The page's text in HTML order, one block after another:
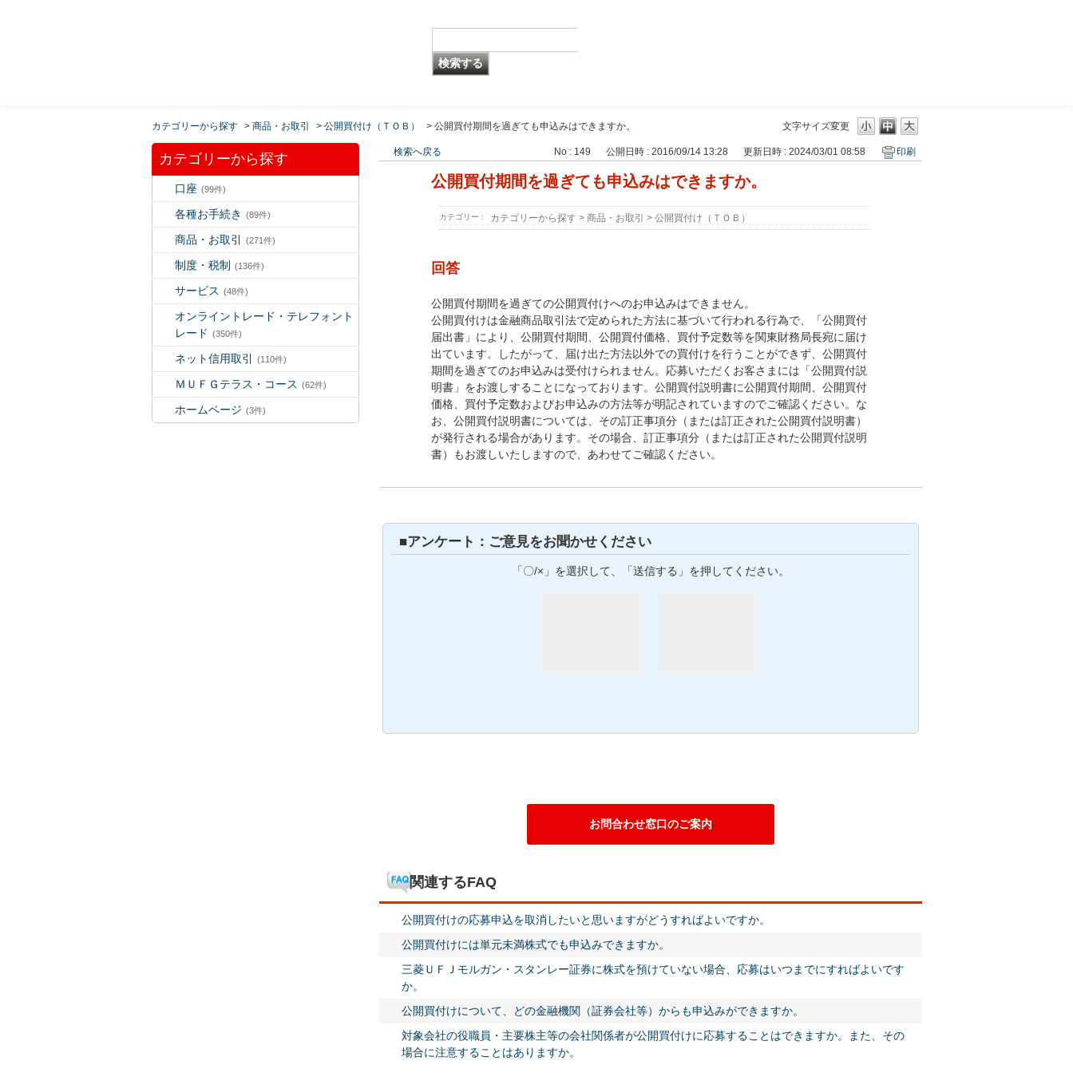
文字サイズ変更
カテゴリーから探す > 商品・お取引 > 公開買付け（ＴＯＢ） > 公開買付期間を過ぎても申込みはできますか。
カテゴリーから探す
口座 (99件)
各種お手続き (89件)
商品・お取引 (271件)
制度・税制 (136件)
サービス (48件)
オンライントレード・テレフォント
レード (350件)
ネット信用取引 (110件)
ＭＵＦＧテラス・コース (62件)
ホームページ (3件)
検索へ戻る No : 149 公開日時 : 2016/09/14 13:28 更新日時 : 2024/03/01 08:58 印刷
公開買付期間を過ぎても申込みはできますか。
カテゴリー : カテゴリーから探す > 商品・お取引 > 公開買付け（ＴＯＢ）
回答
公開買付期間を過ぎての公開買付けへのお申込みはできません。
公開買付けは金融商品取引法で定められた方法に基づいて行われる行為で、「公開買付
届出書」により、公開買付期間、公開買付価格、買付予定数等を関東財務局長宛に届け
出ています。したがって、届け出た方法以外での買付けを行うことができず、公開買付
期間を過ぎてのお申込みは受付けられません。応募いただくお客さまには「公開買付説
明書」をお渡しすることになっております。公開買付説明書に公開買付期間、公開買付
価格、買付予定数およびお申込みの方法等が明記されていますのでご確認ください。な
お、公開買付説明書については、その訂正事項分（または訂正された公開買付説明書）
が発行される場合があります。その場合、訂正事項分（または訂正された公開買付説明
書）もお渡しいたしますので、あわせてご確認ください。
■アンケート：ご意見をお聞かせください
「〇/×」を選択して、「送信する」を押してください。
お問合わせ窓口のご案内
関連するFAQ
公開買付けの応募申込を取消したいと思いますがどうすればよいですか。
公開買付けには単元未満株式でも申込みできますか。
三菱ＵＦＪモルガン・スタンレー証券に株式を預けていない場合、応募はいつまでにすればよいです
か。
公開買付けについて、どの金融機関（証券会社等）からも申込みができますか。
対象会社の役職員・主要株主等の会社関係者が公開買付けに応募することはできますか。また、その
場合に注意することはありますか。